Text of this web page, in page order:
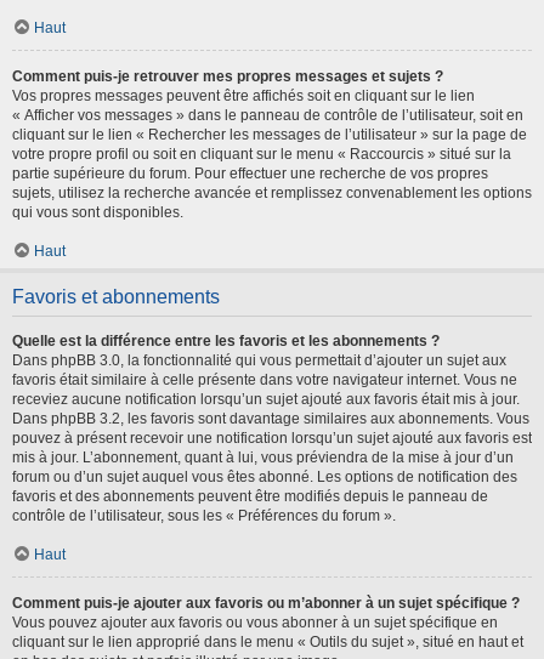
Haut
Comment puis-je retrouver mes propres messages et sujets ?
Vos propres messages peuvent être affichés soit en cliquant sur le lien
« Afficher vos messages » dans le panneau de contrôle de l’utilisateur, soit en
cliquant sur le lien « Rechercher les messages de l’utilisateur » sur la page de
votre propre profil ou soit en cliquant sur le menu « Raccourcis » situé sur la
partie supérieure du forum. Pour effectuer une recherche de vos propres
sujets, utilisez la recherche avancée et remplissez convenablement les options
qui vous sont disponibles.
Haut
Favoris et abonnements
Quelle est la différence entre les favoris et les abonnements ?
Dans phpBB 3.0, la fonctionnalité qui vous permettait d’ajouter un sujet aux
favoris était similaire à celle présente dans votre navigateur internet. Vous ne
receviez aucune notification lorsqu’un sujet ajouté aux favoris était mis à jour.
Dans phpBB 3.2, les favoris sont davantage similaires aux abonnements. Vous
pouvez à présent recevoir une notification lorsqu’un sujet ajouté aux favoris est
mis à jour. L’abonnement, quant à lui, vous préviendra de la mise à jour d’un
forum ou d’un sujet auquel vous êtes abonné. Les options de notification des
favoris et des abonnements peuvent être modifiés depuis le panneau de
contrôle de l’utilisateur, sous les « Préférences du forum ».
Haut
Comment puis-je ajouter aux favoris ou m’abonner à un sujet spécifique ?
Vous pouvez ajouter aux favoris ou vous abonner à un sujet spécifique en
cliquant sur le lien approprié dans le menu « Outils du sujet », situé en haut et